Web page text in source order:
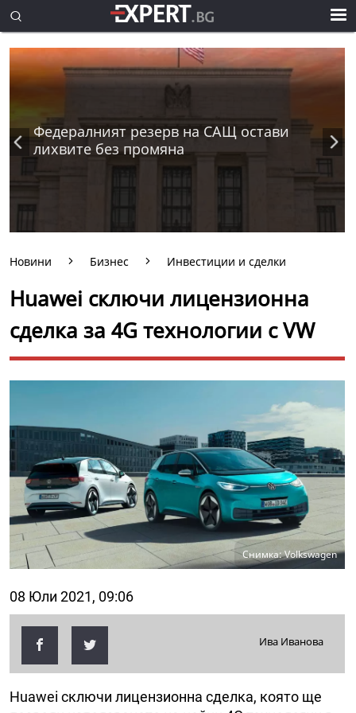
Федералният резерв на САЩ остави
лихвите без промяна
Новини Бизнес Инвестиции и сделки
Huawei сключи лицензионна
сделка за 4G технологии с VW
Снимка: Volkswagen
08 Юли 2021, 09:06
Ива Иванова
Huawei сключи лицензионна сделка, която ще